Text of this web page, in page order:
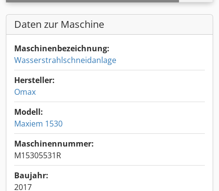
Daten zur Maschine
Maschinenbezeichnung:
Wasserstrahlschneidanlage
Hersteller:
Omax
Modell:
Maxiem 1530
Maschinennummer:
M15305531R
Baujahr:
2017